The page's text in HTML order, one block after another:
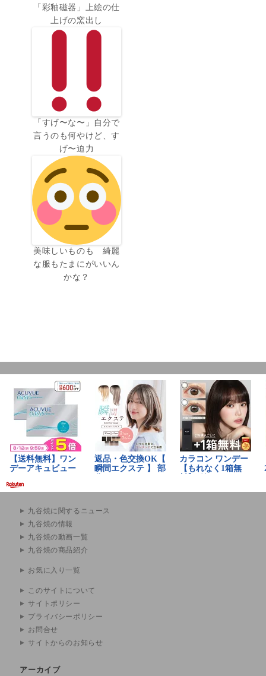
「彩釉磁器」上絵の仕
上げの窯出し
「すげ〜な〜」自分で
言うのも何やけど、す
げ〜迫力
美味しいものも 綺麗
な服もたまにがいいん
かな？
九谷焼に関するニュース
九谷焼の情報
九谷焼の動画一覧
九谷焼の商品紹介
お気に入り一覧
このサイトについて
サイトポリシー
プライバシーポリシー
お問合せ
サイトからのお知らせ
アーカイブ